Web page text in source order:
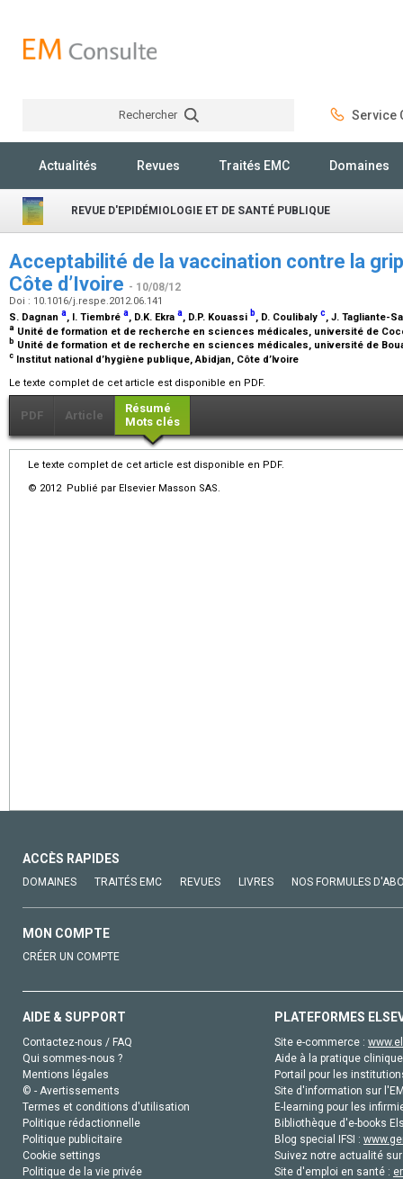
Rechercher Service
Actualités Revues Traités EMC Domaines
REVUE D'EPIDÉMIOLOGIE ET DE SANTÉ PUBLIQUE
Acceptabilité de la vaccination contre la
Côte d’Ivoire - 10/08/12
Doi : 10.1016/j.respe.2012.06.141
S. Dagnan a, I. Tiembré a, D.K. Ekra a, D.P. Kouassi b, D. Coulibaly c, J. Tagliante-
a Unité de formation et de recherche en sciences médicales, université de
b Unité de formation et de recherche en sciences médicales, université de
c Institut national d’hygiène publique, Abidjan, Côte d’Ivoire
Le texte complet de cet article est disponible en PDF.
PDF Article
Résumé
Mots clés
Le texte complet de cet article est disponible en PDF.
© 2012 Publié par Elsevier Masson SAS.
ACCÈS RAPIDES
DOMAINES TRAITÉS EMC REVUES LIVRES NOS FORMULES
MON COMPTE
CRÉER UN COMPTE
AIDE & SUPPORT
Contactez-nous / FAQ
Qui sommes-nous ?
Mentions légales
© - Avertissements
Termes et conditions d'utilisation
Politique rédactionnelle
Politique publicitaire
Cookie settings
Politique de la vie privée
PLATEFORMES
Site e-commerce :
Aide à la pratique
Portail pour les
Site d'information sur
E-learning pour les
Bibliothèque d'e-books
Blog special IFSI :
Suivez notre actualité
Site d'emploi en santé :